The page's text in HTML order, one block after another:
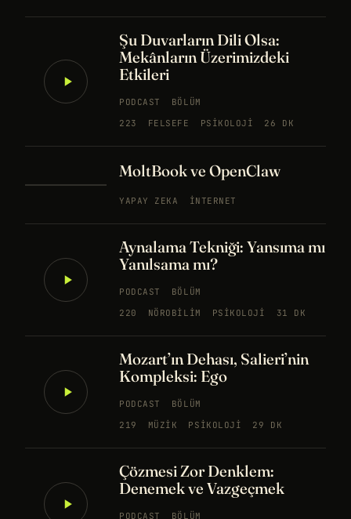
Şu Duvarların Dili Olsa:
Mekânların Üzerimizdeki
Etkileri
PODCAST
BÖLÜM
223
FELSEFE PSIKOLOJI 26 DK
MoltBook ve OpenClaw
YAPAY ZEKA İNTERNET
Aynalama Tekniği: Yansıma mı
Yanılsama mı?
PODCAST
BÖLÜM
220
NÖROBILIM PSIKOLOJI 31 DK
Mozart’ın Dehası, Salieri’nin
Kompleksi: Ego
PODCAST
BÖLÜM
219
MÜZIK PSIKOLOJI 29 DK
Çözmesi Zor Denklem:
Denemek ve Vazgeçmek
PODCAST BÖLÜM